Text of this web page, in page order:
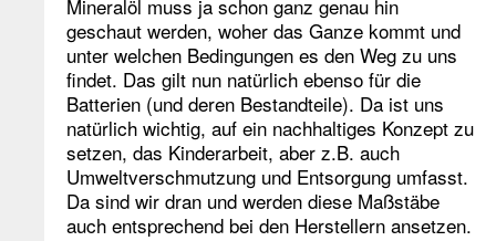
Mineralöl muss ja schon ganz genau hin
geschaut werden, woher das Ganze kommt und
unter welchen Bedingungen es den Weg zu uns
findet. Das gilt nun natürlich ebenso für die
Batterien (und deren Bestandteile). Da ist uns
natürlich wichtig, auf ein nachhaltiges Konzept zu
setzen, das Kinderarbeit, aber z.B. auch
Umweltverschmutzung und Entsorgung umfasst.
Da sind wir dran und werden diese Maßstäbe
auch entsprechend bei den Herstellern ansetzen.